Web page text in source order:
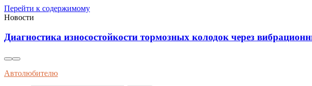
Перейти к содержимому
Новости
Диагностика износостойкости тормозных колодок через
Автолюбителю